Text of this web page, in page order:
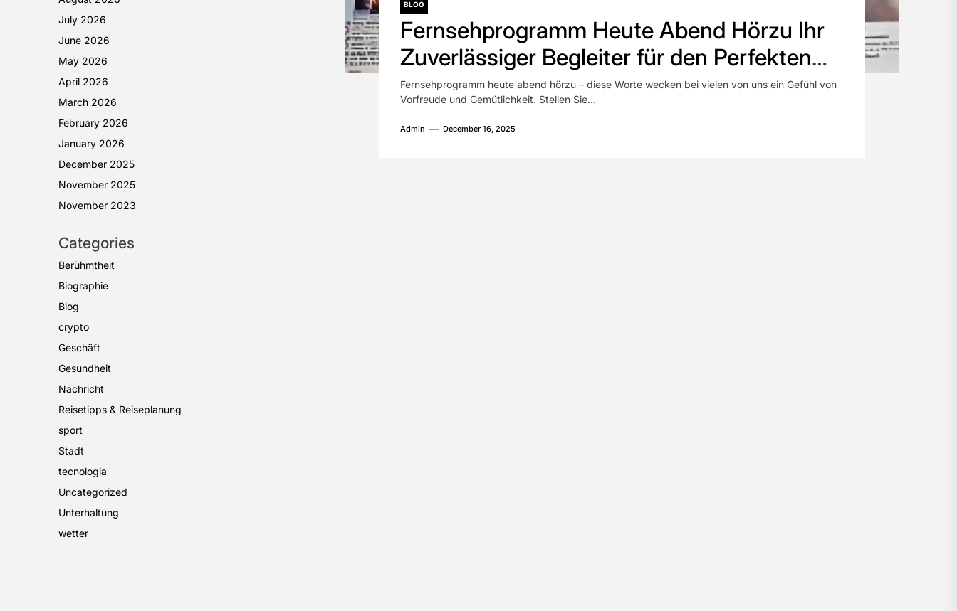
BLOG
Fernsehprogramm Heute Abend Hörzu Ihr
Zuverlässiger Begleiter für den Perfekten
TV-Abend
Fernsehprogramm heute abend hörzu – diese Worte wecken bei vielen von uns ein Gefühl von
Vorfreude und Gemütlichkeit. Stellen Sie...
Admin December 16, 2025
July 2026
June 2026
May 2026
April 2026
March 2026
February 2026
January 2026
December 2025
November 2025
November 2023
Categories
Berühmtheit
Biographie
Blog
crypto
Geschäft
Gesundheit
Nachricht
Reisetipps & Reiseplanung
sport
Stadt
tecnologia
Uncategorized
Unterhaltung
wetter